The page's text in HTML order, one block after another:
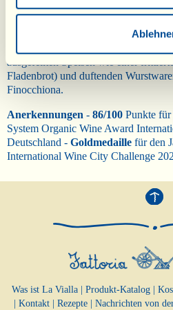
Kombinationsmöglichkeiten- Er
Gerichten, die „Toskanisch
Hackfleischsoße, Ribollita, Pici mit
ausgefeilten Speisen wie einer
Fladenbrot) und duftenden
Finocchiona.
Anerkennungen - 86/100 Punkte für
System Organic Wine Award
Deutschland - Goldmedaille für den
International Wine City Challenge
Was ist La Vialla | Produkt-Katalog |
| Kontakt | Rezepte | Nachrichten von